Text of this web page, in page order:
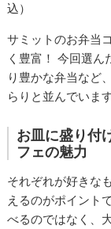
込）
サミットのお弁当
く豊富！ 今回選
り豊かな弁当など
らりと並んでいます
お皿に盛り付
フェの魅力
それぞれが好きな
えるのがポイント
べるのではなく、